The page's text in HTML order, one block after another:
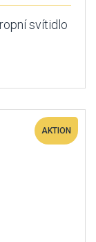
svítidlo
AKTION